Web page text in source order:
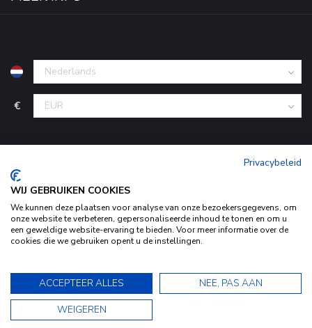
€
© Copyright 2026 KofferStunter- Powered byLightspeed-
Begingoed.nl design
gebruik van cookies om onze website te verbeteren.
Dit bericht verbergen
Bekijk ons Privacy Statement voor meer informatie »
9.5
Privacybeleid
WIJ GEBRUIKEN COOKIES
We kunnen deze plaatsen voor analyse van onze bezoekersgegevens, om
onze website te verbeteren, gepersonaliseerde inhoud te tonen en om u
een geweldige website-ervaring te bieden. Voor meer informatie over de
cookies die we gebruiken opent u de instellingen.
ACCEPTEER ALLES
NEE, PAS AAN
WEIGEREN